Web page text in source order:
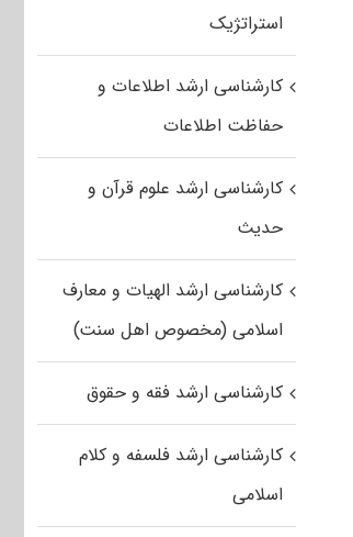
استراتژیک
کارشناسی ارشد اطلاعات و
حفاظت اطلاعات
کارشناسی ارشد علوم قرآن و
حدیث
کارشناسی ارشد الهیات و معارف
اسلامی (مخصوص اهل سنت)
کارشناسی ارشد فقه و حقوق
کارشناسی ارشد فلسفه و کلام
اسلامی